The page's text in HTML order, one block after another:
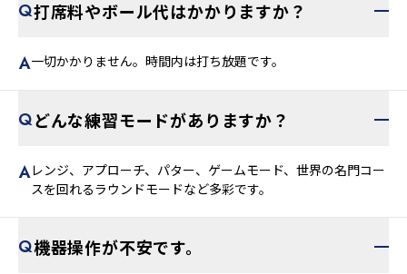
打席料やボール代はかかりますか？
一切かかりません。時間内は打ち放題です。
どんな練習モードがありますか？
レンジ、アプローチ、パター、ゲームモード、世界の名門コー
スを回れるラウンドモードなど多彩です。
機器操作が不安です。